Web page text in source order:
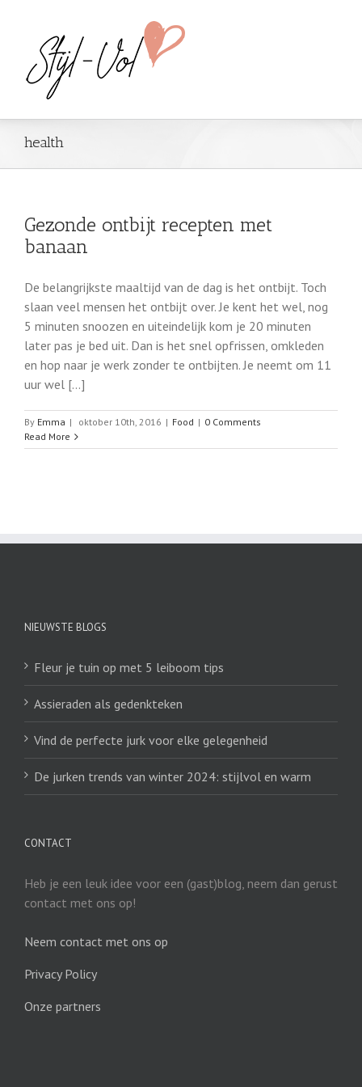
health
Gezonde ontbijt recepten met
banaan
De belangrijkste maaltijd van de dag is het ontbijt. Toch
slaan veel mensen het ontbijt over. Je kent het wel, nog
5 minuten snoozen en uiteindelijk kom je 20 minuten
later pas je bed uit. Dan is het snel opfrissen, omkleden
en hop naar je werk zonder te ontbijten. Je neemt om 11
uur wel [...]
By Emma | oktober 10th, 2016 | Food | 0 Comments
Read More
NIEUWSTE BLOGS
Fleur je tuin op met 5 leiboom tips
Assieraden als gedenkteken
Vind de perfecte jurk voor elke gelegenheid
De jurken trends van winter 2024: stijlvol en warm
CONTACT
Heb je een leuk idee voor een (gast)blog, neem dan gerust
contact met ons op!
Neem contact met ons op
Privacy Policy
Onze partners